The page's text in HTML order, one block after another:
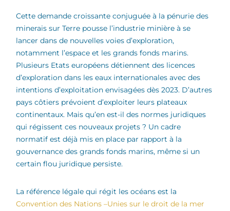
Cette demande croissante conjuguée à la pénurie des
minerais sur Terre pousse l’industrie minière à se
lancer dans de nouvelles voies d’exploration,
notamment l’espace et les grands fonds marins.
Plusieurs Etats européens détiennent des licences
d’exploration dans les eaux internationales avec des
intentions d’exploitation envisagées dès 2023. D’autres
pays côtiers prévoient d’exploiter leurs plateaux
continentaux. Mais qu’en est-il des normes juridiques
qui régissent ces nouveaux projets ? Un cadre
normatif est déjà mis en place par rapport à la
gouvernance des grands fonds marins, même si un
certain flou juridique persiste.
La référence légale qui régit les océans est la
Convention des Nations –Unies sur le droit de la mer